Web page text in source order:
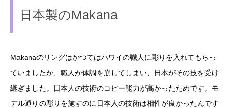
日本製のMakana
Makanaのリングはかつてはハワイの職人に彫りを入れてもらっ
ていましたが、職人が体調を崩してしまい、日本がその技を受け
継ぎました。日本人の技術のコピー能力が高かったためです。モ
デル通りの彫りを施すのに日本人の技術は相性が良かったんです